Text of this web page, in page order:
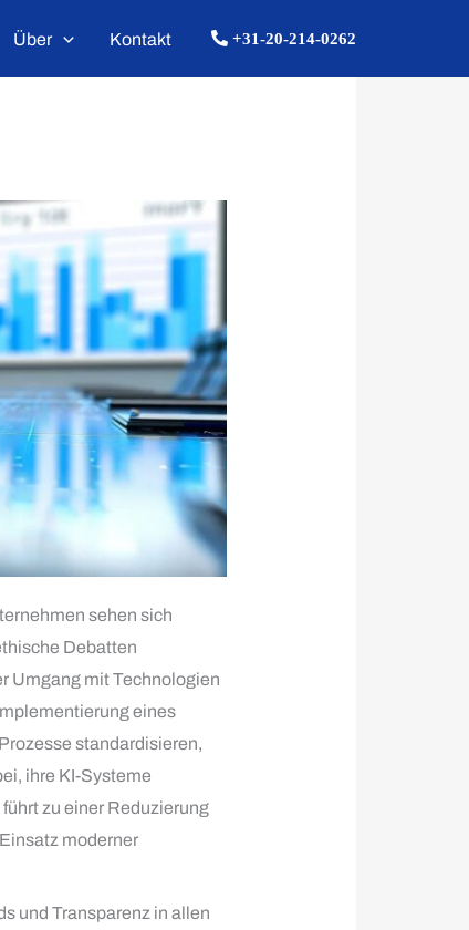
Über Kontakt +31-20-214-0262
sehen sich
Debatten
Umgang mit Technologien
eines
standardisieren,
ihre KI-Systeme
zu einer Reduzierung
moderner
und Transparenz in allen